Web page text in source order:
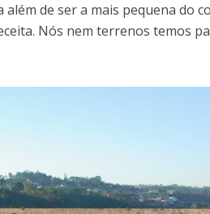
de ser a mais pequena do
Nós nem terrenos temos